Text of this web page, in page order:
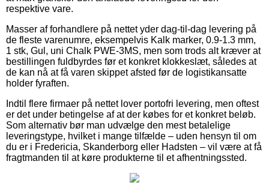
respektive vare.
Masser af forhandlere på nettet yder dag-til-dag levering på
de fleste varenumre, eksempelvis Kalk marker, 0.9-1.3 mm,
1 stk, Gul, uni Chalk PWE-3MS, men som trods alt kræver at
bestillingen fuldbyrdes før et konkret klokkeslæt, således at
de kan nå at få varen skippet afsted før de logistikansatte
holder fyraften.
Indtil flere firmaer på nettet lover portofri levering, men oftest
er det under betingelse af at der købes for et konkret beløb.
Som alternativ bør man udvælge den mest betalelige
leveringstype, hvilket i mange tilfælde – uden hensyn til om
du er i Fredericia, Skanderborg eller Hadsten – vil være at få
fragtmanden til at køre produkterne til et afhentningssted.